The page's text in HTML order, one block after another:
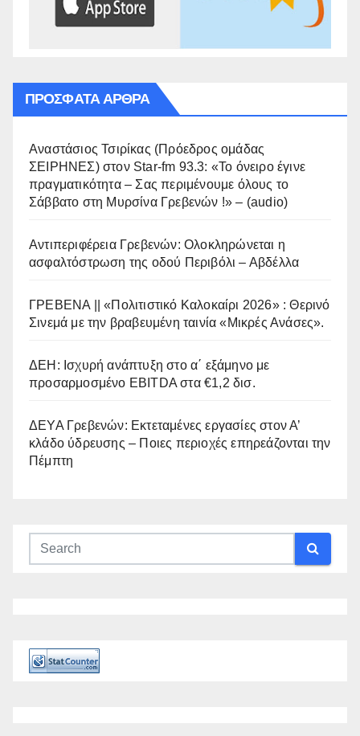
ΠΡΌΣΦΑΤΑ ΆΡΘΡΑ
Αναστάσιος Τσιρίκας (Πρόεδρος ομάδας
ΣΕΙΡΗΝΕΣ) στον Star-fm 93.3: «Το όνειρο έγινε
πραγματικότητα – Σας περιμένουμε όλους το
Σάββατο στη Μυρσίνα Γρεβενών !» – (audio)
Αντιπεριφέρεια Γρεβενών: Ολοκληρώνεται η
ασφαλτόστρωση της οδού Περιβόλι – Αβδέλλα
ΓΡΕΒΕΝΑ || «Πολιτιστικό Καλοκαίρι 2026» : Θερινό
Σινεμά με την βραβευμένη ταινία «Μικρές Ανάσες».
ΔΕΗ: Ισχυρή ανάπτυξη στο α΄ εξάμηνο με
προσαρμοσμένο EBITDA στα €1,2 δισ.
ΔΕΥΑ Γρεβενών: Εκτεταμένες εργασίες στον Α’
κλάδο ύδρευσης – Ποιες περιοχές επηρεάζονται την
Πέμπτη